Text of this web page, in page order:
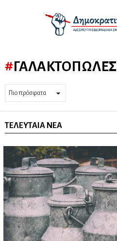
ΓΑΛΑΚΤΟΠΏΛΕΣ
ΤΕΛΕΥΤΑΊΑ ΝΈΑ